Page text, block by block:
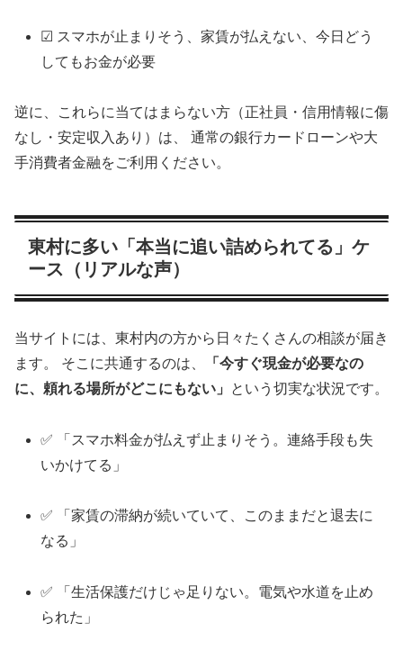
☑ スマホが止まりそう、家賃が払えない、今日どう
してもお金が必要
逆に、これらに当てはまらない方（正社員・信用情報に傷
なし・安定収入あり）は、 通常の銀行カードローンや大
手消費者金融をご利用ください。
東村に多い「本当に追い詰められてる」ケ
ース（リアルな声）
当サイトには、東村内の方から日々たくさんの相談が届き
ます。 そこに共通するのは、
「今すぐ現金が必要なの
に、頼れる場所がどこにもない」
という切実な状況です。
✅ 「スマホ料金が払えず止まりそう。連絡手段も失
いかけてる」
✅ 「家賃の滞納が続いていて、このままだと退去に
なる」
✅ 「生活保護だけじゃ足りない。電気や水道を止め
られた」